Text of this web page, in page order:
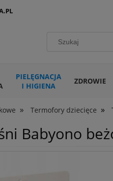
PIELĘGNACJA
I HIGIENA
ZDROWIE
» Termofory dziecięce »
Babyono